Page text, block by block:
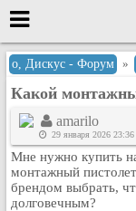
Меню
или войти
Вход с
Регистрация
о, Дискус - Форум »
Какой
amarilo
29 января 2026 23:36
Мне нужно купить
монтажный
брендом выбрать,
долговечным?